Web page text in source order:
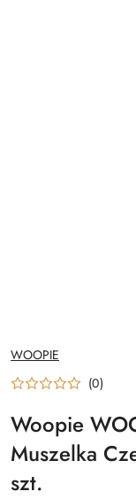
NAZWA
PRODUCENTA:
WOOPIE
(0)
Woopie
Muszelka
szt.